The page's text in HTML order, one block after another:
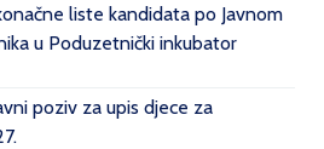
liste kandidata po Javnom
u Poduzetnički inkubator
poziv za upis djece za